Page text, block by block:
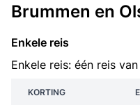
Brummen en
Enkele reis
Enkele reis: één reis
KORTING